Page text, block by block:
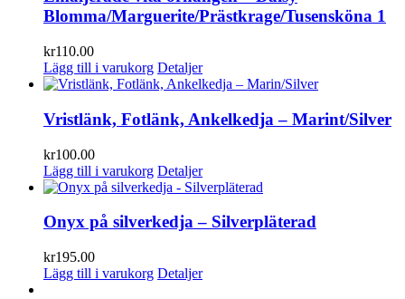
Blomma/Marguerite/Prästkrage/Tusensköna 1
kr110.00
Lägg till i varukorg Detaljer
Vristlänk, Fotlänk, Ankelkedja – Marint/Silver
kr100.00
Lägg till i varukorg Detaljer
Onyx på silverkedja – Silverpläterad
kr195.00
Lägg till i varukorg Detaljer